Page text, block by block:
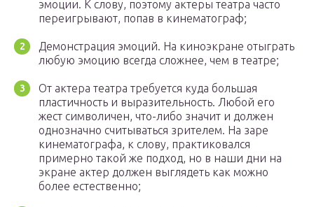
эмоции. К слову, поэтому актеры театра часто
переигрывают, попав в кинематограф;
Демонстрация эмоций. На киноэкране отыграть
любую эмоцию всегда сложнее, чем в театре;
От актера театра требуется куда большая
пластичность и выразительность. Любой его
жест символичен, что-либо значит и должен
однозначно считываться зрителем. На заре
кинематографа, к слову, практиковался
примерно такой же подход, но в наши дни на
экране актер должен выглядеть как можно
более естественно;